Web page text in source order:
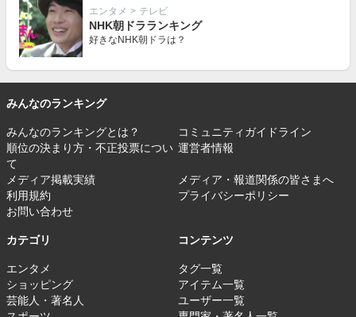
エンタメ > テレビ
NHK朝ドラランキング
好きなNHK朝ドラは？
みんなのランキング
みんなのランキングとは？
コミュニティガイドライン
順位の決まり方・不正投票につい
て
運営者情報
メディア掲載実績
メディア・報道関係の皆さまへ
利用規約
プライバシーポリシー
お問い合わせ
カテゴリ
エンタメ
ショッピング
芸能人・著名人
コンテンツ
タグ一覧
アイテム一覧
ユーザー一覧